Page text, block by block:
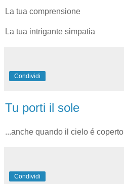
La tua comprensione
La tua intrigante simpatia
Condividi
Tu porti il sole
...anche quando il cielo é coperto
Condividi